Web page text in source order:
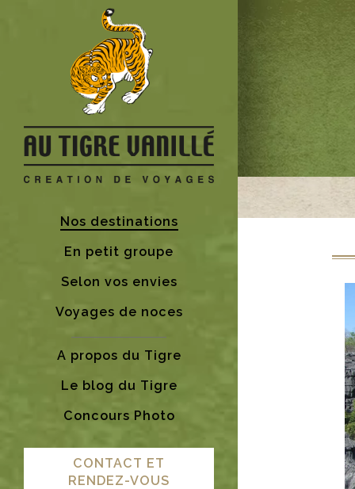
Nos destinations
En petit groupe
Selon vos envies
Voyages de noces
A propos du Tigre
Le blog du Tigre
Concours Photo
CONTACT ET
RENDEZ-VOUS